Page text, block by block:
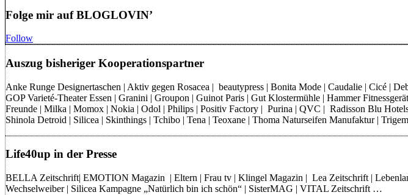
Folge mir auf BLOGLOVIN’
Follow
Auszug bisheriger Kooperationspartner
Anke Runge Designertaschen | Aktiv gegen Rosacea | beautypress | Bonita Mode | Caudalie | Cicé |
GOP Varieté-Theater Essen | Granini | Groupon | Guinot Paris | Gut Klostermühle | Hammer
Freunde | Milka | Momox | Nokia | Odol | Philips | Positiv Factory | Purina | QVC | Radisson Blu
Shinola Detroid | Silicea | Skinthings | Tchibo | Tena | Teoxane | Thoma Naturseifen Manufaktur |
Life40up in der Presse
BELLA Zeitschrift| EMOTION Magazin | Eltern | Frau tv | Klingel Magazin | Lea Zeitschrift |
Wechselweiber | Silicea Kampagne „Natürlich bin ich schön“ | SisterMAG | VITAL Zeitschrift …